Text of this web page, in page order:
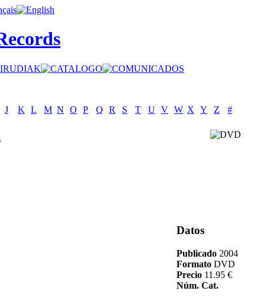
J K L M N O P Q R S T U V W X Y Z #
Datos
Publicado 2004
Formato DVD
Precio 11.95 €
Núm. Cat.